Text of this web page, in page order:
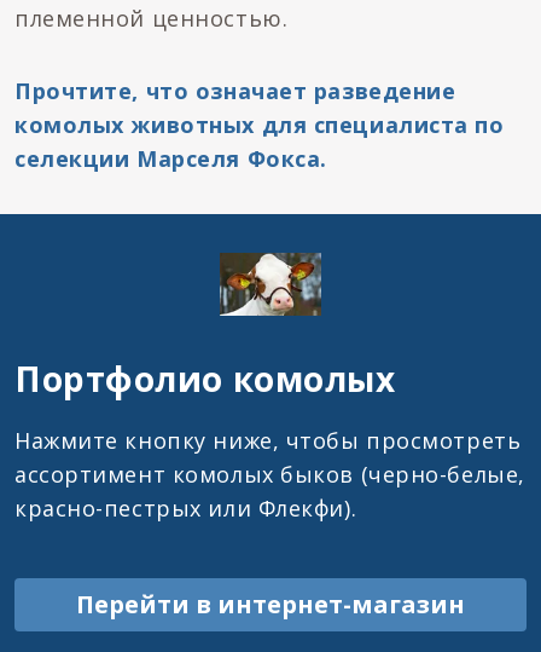
племенной ценностью.
Прочтите, что означает разведение
комолых животных для специалиста по
селекции Марселя Фокса.
Портфолио комолых
Нажмите кнопку ниже, чтобы просмотреть
ассортимент комолых быков (черно-белые,
красно-пестрых или Флекфи).
Перейти в интернет-магазин